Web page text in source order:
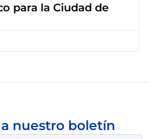
para la Ciudad de
nuestro boletín